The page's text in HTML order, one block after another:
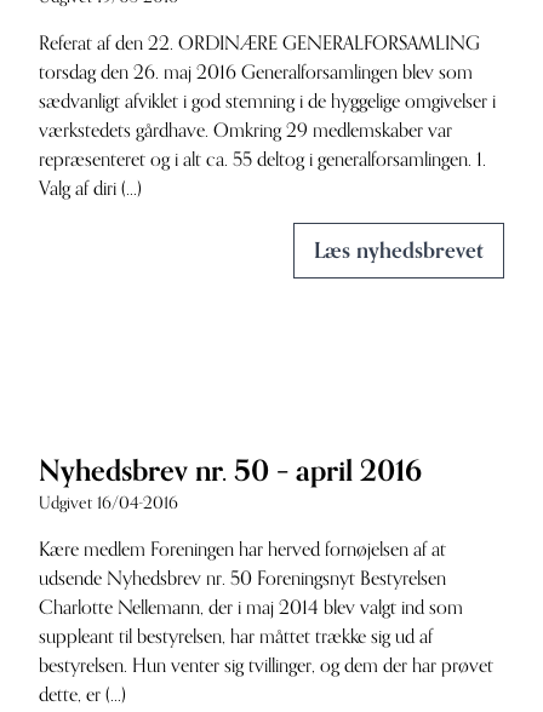
Referat af den 22. ORDINÆRE GENERALFORSAMLING
torsdag den 26. maj 2016 Generalforsamlingen blev som
sædvanligt afviklet i god stemning i de hyggelige omgivelser i
værkstedets gårdhave. Omkring 29 medlemskaber var
repræsenteret og i alt ca. 55 deltog i generalforsamlingen. 1.
Valg af diri (...)
Læs nyhedsbrevet
Nyhedsbrev nr. 50 – april 2016
Udgivet 16/04-2016
Kære medlem Foreningen har herved fornøjelsen af at
udsende Nyhedsbrev nr. 50 Foreningsnyt Bestyrelsen
Charlotte Nellemann, der i maj 2014 blev valgt ind som
suppleant til bestyrelsen, har måttet trække sig ud af
bestyrelsen. Hun venter sig tvillinger, og dem der har prøvet
dette, er (...)